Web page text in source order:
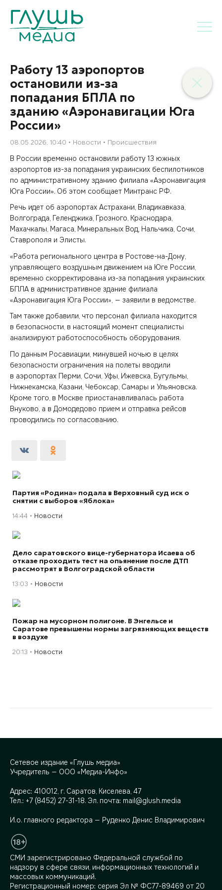
Работу 13 аэропортов
остановили из-за
попадания БПЛА по
зданию «Аэронавигации Юга
России»
08.05.2026, 10:40 Новости Происшествия
В России временно остановили работу 13 южных
аэропортов из-за попадания украинских беспилотников
по административному зданию филиала «Аэронавигация
Юга России». Об этом сообщает Минтранс РФ.
Речь идет об аэропортах Астрахани, Владикавказа,
Волгограда, Геленджика, Грозного, Краснодара,
Махачкалы, Магаса, Минеральных Вод, Нальчика, Сочи,
Ставрополя и Элисты.
«Работа регионального центра в Ростове-на-Дону,
управляющего воздушным движением на Юге России,
временно скорректирована из-за попадания украинских
БПЛА в административное здание филиала
«Аэронавигация Юга России», — заявили в ведомстве.
Там также добавили, что персонал филиала находится
в безопасности, в настоящий момент специалисты
анализируют работоспособность оборудования.
По данным Росавиации, минувшей ночью в целях
безопасности ограничения на полеты вводили
в аэропортах Перми, Сочи, Уфы, Ижевска, Бугульмы,
Нижнекамска, Казани, Чебоксар, Самары и Ульяновска.
Кроме того, в Москве приостанавливалась работа
Внуково, а в Домодедово прием и отправка рейсов
проводились по согласованию.
Партия «Родина» подала в Верховный суд иск о
снятии с выборов «Яблока»
14:44 Новости
Дело саратовского вице-губернатора Исаева об
отказе проходить тест на опьянение после ДТП
рассмотрят в Волгоградской области
13:03 Новости
Пожар на мусорном полигоне. В Энгельсе и
Саратове превышены нормы загрязняющих веществ
в воздухе
20:13 Новости
Сетевое издание «Глушь медиа»
Учредитель — ООО «Медиа-Инфо»
Адрес: 410012, г. Саратов, Киселева, 47
Тел.: +7 (8452) 27-31-18. Эл. почта: mail@glush.media
И.о. главного редактора — Руденко Денис Владимирович
СМИ зарегистрировано Федеральной службой по
надзору в сфере связи, информационных технологий и
массовых коммуникаций.
Регистрационный номер: серия Эл № ФС77-89469 от 20